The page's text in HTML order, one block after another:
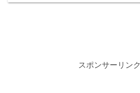
スポンサーリンク